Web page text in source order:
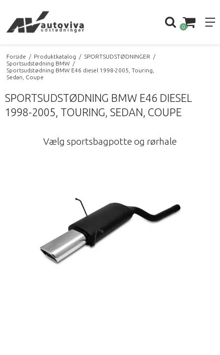
0
Forside / Produktkatalog / SPORTSUDSTØDNINGER
/
Sportsudstødning BMW /
Sportsudstødning BMW E46 diesel 1998-2005, Touring,
Sedan, Coupe
SPORTSUDSTØDNING BMW E46 DIESEL
1998-2005, TOURING, SEDAN, COUPE
Vælg sportsbagpotte og rørhale